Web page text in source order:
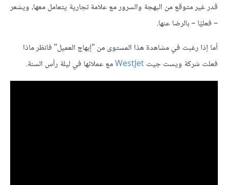
قدر غير متوقع من البهجة والسرور مع علامة تجارية يتعامل معها، ويشعر
– فعليًا – بالرضا عنها.
أما إذا رغبت في مشاهدة هذا المستوى من "إبهاج العميل" فانظر ماذا
فعلت شركة ويست جيتWestJetمع عملائها في ليلة رأس السنة.